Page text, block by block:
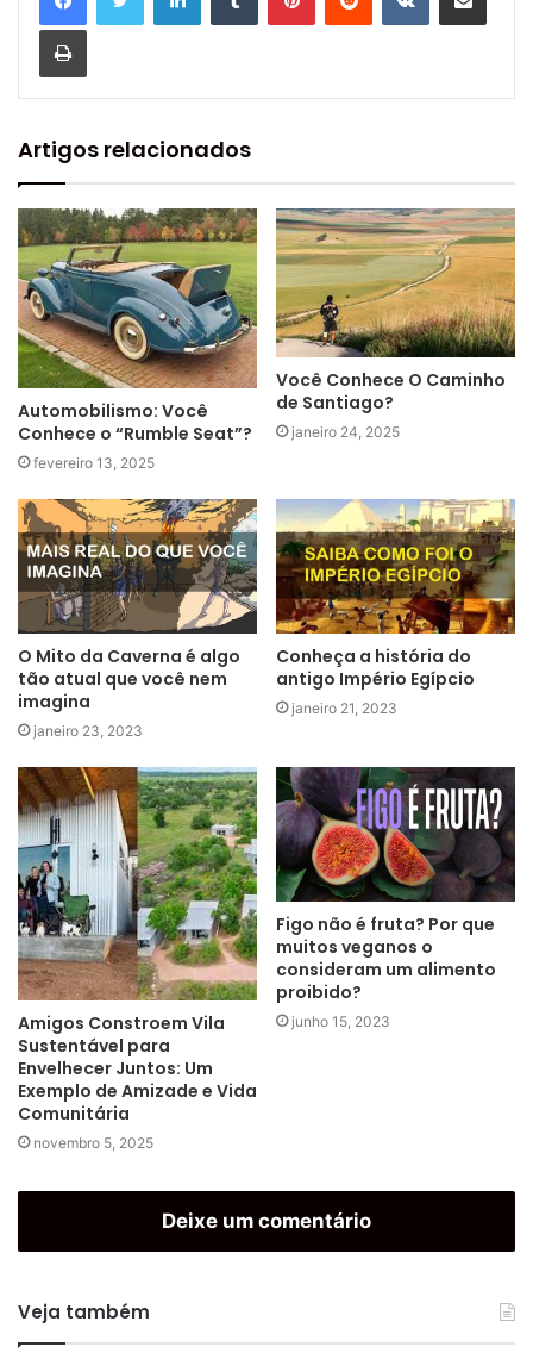
Artigos relacionados
Automobilismo: Você
Conhece o “Rumble Seat”?
fevereiro 13, 2025
Você Conhece O Caminho
de Santiago?
janeiro 24, 2025
O Mito da Caverna é algo
tão atual que você nem
imagina
janeiro 23, 2023
Conheça a história do
antigo Império Egípcio
janeiro 21, 2023
Amigos Constroem Vila
Sustentável para
Envelhecer Juntos: Um
Exemplo de Amizade e Vida
Comunitária
novembro 5, 2025
Figo não é fruta? Por que
muitos veganos o
consideram um alimento
proibido?
junho 15, 2023
Deixe um comentário
Veja também